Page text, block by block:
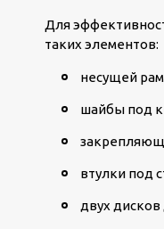
Для
таких элементов:
несущей
шайбы под
втулки под
двух